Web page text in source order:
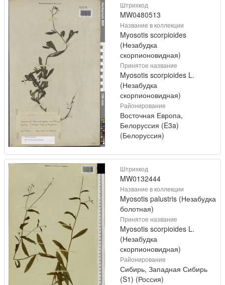
Штрихкод
MW0480513
Название в коллекции
Myosotis scorpioides
(Незабудка
скорпионовидная)
Принятое название
Myosotis scorpioides L.
(Незабудка
скорпионовидная)
Районирование
Восточная Европа,
Белоруссия (E3a)
(Белоруссия)
Штрихкод
MW0132444
Название в коллекции
Myosotis palustris (Незабудка
болотная)
Принятое название
Myosotis scorpioides L.
(Незабудка
скорпионовидная)
Районирование
Сибирь, Западная Сибирь
(S1) (Россия)